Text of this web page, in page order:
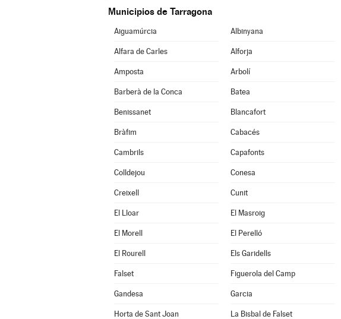
Municipios de Tarragona
Aiguamúrcia Albinyana
Alfara de Carles Alforja
Amposta Arbolí
Barberà de la Conca Batea
Benissanet Blancafort
Bràfim Cabacés
Cambrils Capafonts
Colldejou Conesa
Creixell Cunit
El Lloar El Masroig
El Morell El Perelló
El Rourell Els Garidells
Falset Figuerola del Camp
Gandesa Garcia
Horta de Sant Joan La Bisbal de Falset